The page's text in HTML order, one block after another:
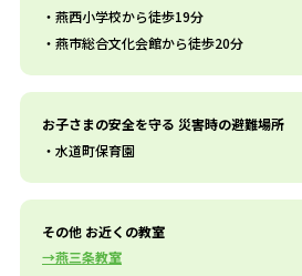
燕西小学校から徒歩19分
燕市総合文化会館から徒歩20分
お子さまの安全を守る 災害時の避難場所
水道町保育園
その他 お近くの教室
燕三条教室